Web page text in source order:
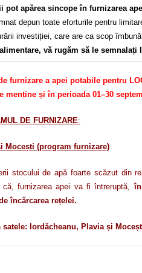
pot apărea sincope în furnizarea
depun toate eforturile pentru
investiției, care are ca scop
vă rugăm să le semnalați
furnizare a apei potabile pentru
menține și în perioada 01–30
DE FURNIZARE:
Mocești (program furnizare)
stocului de apă foarte scăzut
că, furnizarea apei va fi întreruptă,
încărcarea rețelei.
satele: Iordăcheanu, Plavia și